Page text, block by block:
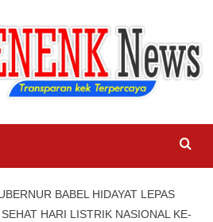
BABEL HIDAYAT LEPAS
HARI LISTRIK NASIONAL KE-